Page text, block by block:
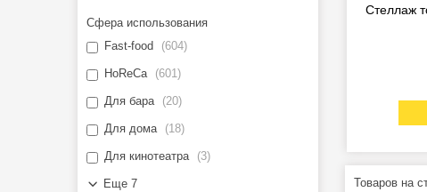
Стеллаж
Сфера использования
Fast-food
604
HoReCa 601
Для бара 20
Для дома 18
Для кинотеатра 3
Еще 7